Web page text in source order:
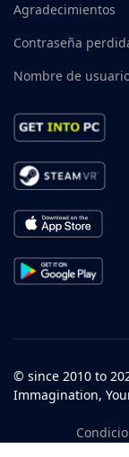
Agradecimientos
Contraseña
Nombre de
© since 2010 to
Immagination,